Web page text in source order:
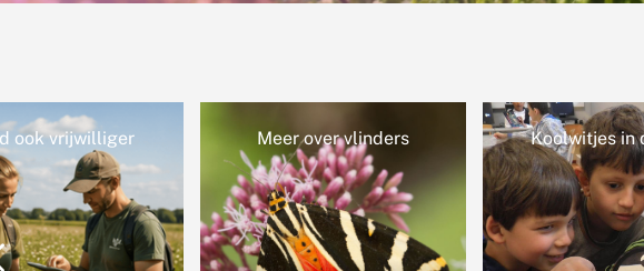
Meer over vlinders Koolwitjes in de klas